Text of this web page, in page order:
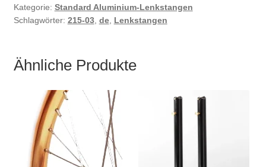
Kategorie: Standard Aluminium-Lenkstangen
Schlagwörter: 215-03, de, Lenkstangen
Ähnliche Produkte